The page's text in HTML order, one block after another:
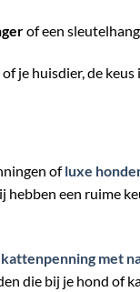
of een
je huisdier, de
ofluxe
hebben een ruime
kattenpenning met
die bij je hond of